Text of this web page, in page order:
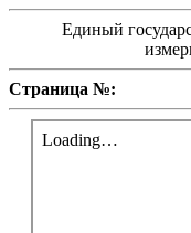
Единый
Страница №: